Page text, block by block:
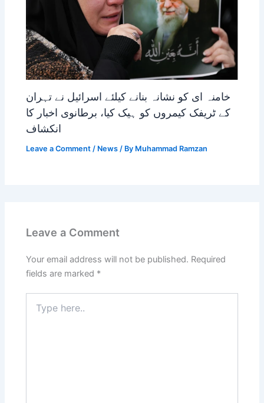
خامنہ ای کو نشانہ بنانے کیلئے اسرائیل نے تہران
کے ٹریفک کیمروں کو ہیک کیا، برطانوی اخبار کا
انکشاف
Leave a Comment / News / By Muhammad Ramzan
Leave a Comment
Your email address will not be published. Required
fields are marked *
here..